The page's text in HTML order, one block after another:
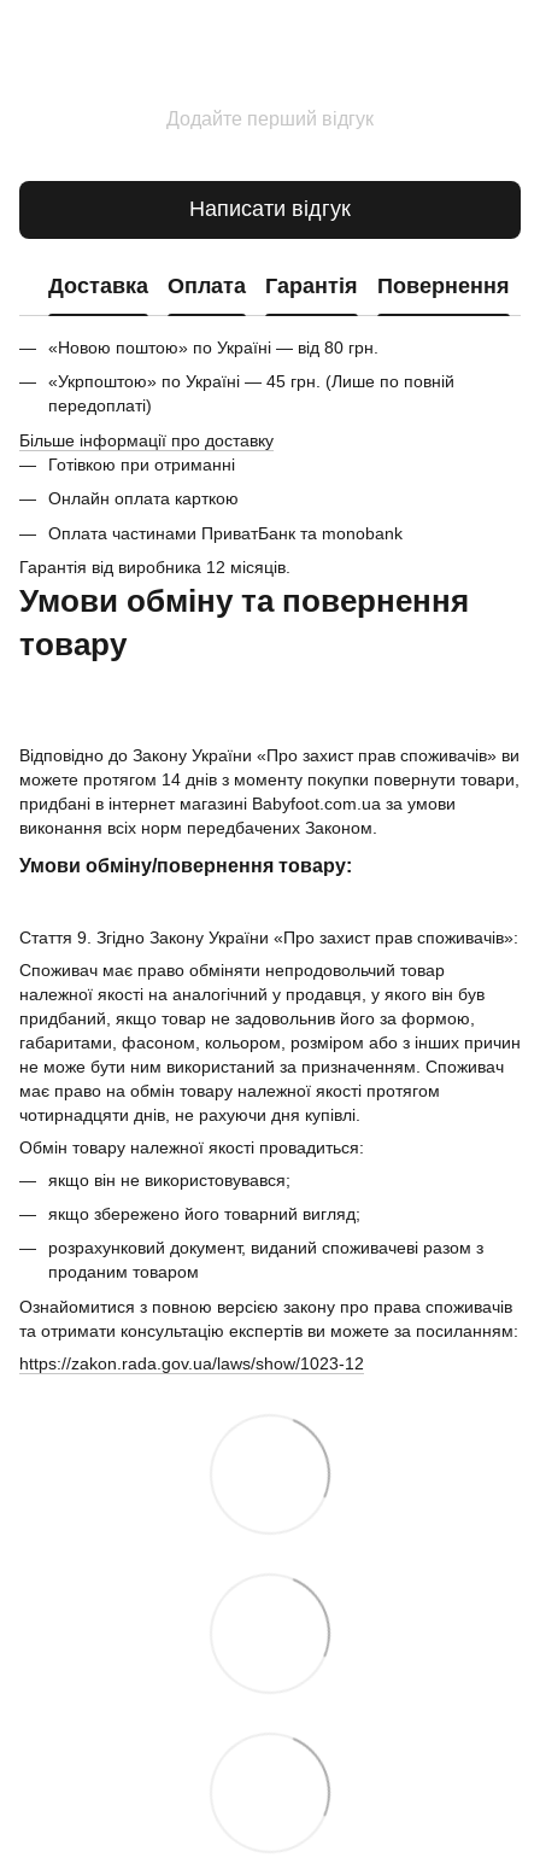
Додайте перший відгук
Написати відгук
Доставка Оплата Гарантія Повернення
«Новою поштою» по Україні — від 80 грн.
«Укрпоштою» по Україні — 45 грн. (Лише по повній
передоплаті)
Більше інформації про доставку
Готівкою при отриманні
Онлайн оплата карткою
Оплата частинами ПриватБанк та monobank
Гарантія від виробника 12 місяців.
Умови обміну та повернення
товару
Відповідно до Закону України «Про захист прав споживачів» ви
можете протягом 14 днів з моменту покупки повернути товари,
придбані в інтернет магазині Babyfoot.com.ua за умови
виконання всіх норм передбачених Законом.
Умови обміну/повернення товару:
Стаття 9. Згідно Закону України «Про захист прав споживачів»:
Споживач має право обміняти непродовольчий товар
належної якості на аналогічний у продавця, у якого він був
придбаний, якщо товар не задовольнив його за формою,
габаритами, фасоном, кольором, розміром або з інших причин
не може бути ним використаний за призначенням. Споживач
має право на обмін товару належної якості протягом
чотирнадцяти днів, не рахуючи дня купівлі.
Обмін товару належної якості провадиться:
якщо він не використовувався;
якщо збережено його товарний вигляд;
розрахунковий документ, виданий споживачеві разом з
проданим товаром
Ознайомитися з повною версією закону про права споживачів
та отримати консультацію експертів ви можете за посиланням:
https://zakon.rada.gov.ua/laws/show/1023-12